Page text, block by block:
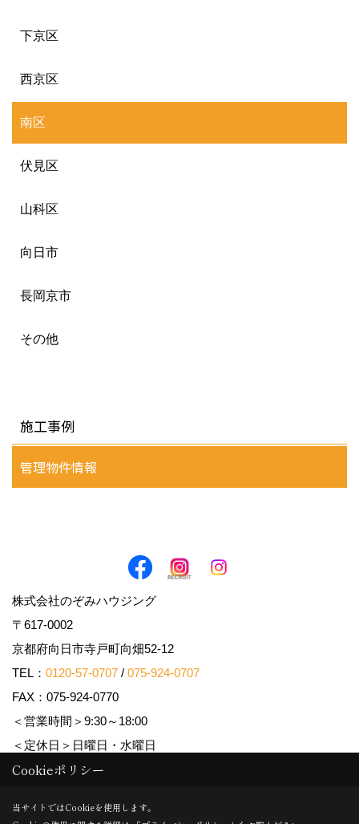
下京区
西京区
南区
伏見区
山科区
向日市
長岡京市
その他
施工事例
管理物件情報
株式会社のぞみハウジング
〒617-0002
京都府向日市寺戸町向畑52-12
TEL： 0120-57-0707 / 075-924-0707
FAX：075-924-0770
＜営業時間＞9:30～18:00
＜定休日＞日曜日・水曜日
Copyright (c) Nozomi Housing. All Rights Reserved.
Cookieポリシー
当サイトではCookieを使用します。